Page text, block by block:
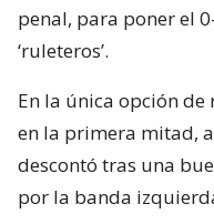
penal, para poner el
‘ruleteros’.
En la única opción
en la primera mitad, a
descontó tras una
por la banda